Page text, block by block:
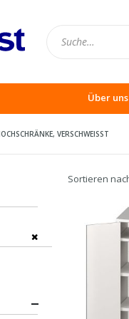
Über uns
VERSCHWEISST
Sortieren
Dies entfernen